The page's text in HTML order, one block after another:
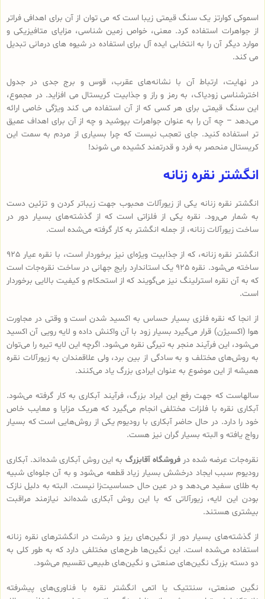
اسموکی کوارتز یک سنگ قیمتی زیبا است که می توان از آن برای اهدافی فراتر
از جواهرات استفاده کرد. معنی، خواص زمین شناسی، مزایای متافیزیکی و
موارد دیگر آن را به انتخابی ایده آل برای استفاده در شیوه های درمانی تبدیل
می کند.
در نهایت، ارتباط آن با نشانه‌های عقرب، قوس و برج جدی در جدول
اخترشناسی زودیاک، به رمز و راز و جذابیت کریستال می افزاید. در مجموع،
این سنگ قیمتی برای هر کسی که از آن استفاده می کند ویژگی خاصی ارائه
می‌دهد – چه آن را به عنوان جواهرات بپوشید و چه از آن برای اهداف عمیق
تر استفاده کنید. جای تعجب نیست که چرا بسیاری از مردم به سمت این
کریستال منحصر به فرد و قدرتمند کشیده می شوند!
انگشتر نقره زنانه
انگشتر نقره زنانه یکی از زیورآلات محبوب جهت زیباتر کردن و تزئین دست
به شمار می‌رود. نقره یکی از فلزاتی است که از گذشته‌های بسیار دور در
ساخت زیورآلات زنانه، از جمله انگشتر به کار گرفته می‌شده است.
انگشتر نقره زنانه، که از جذابیت ویژه‌ای نیز برخوردار است، با نقره عیار 925
ساخته می‌شود. نقره 925 یک استاندارد رایج جهانی در ساخت نقره‌جات است
که به آن نقره استرلینگ نیز می‌گویند که از استحکام و کیفیت بالایی برخوردار
است.
از انجا که نقره فلزی بسیار حساس به اکسید شدن است و وقتی در مجاورت
هوا (اکسیژن) قرار می‌گیرد بسیار زود با آن واکنش داده و لایه رویی آن اکسید
می‌شود، این فرآیند منجر به تیرگی نقره می‌شود. اگرچه این لایه تیره را می‌توان
به روش‌های مختلف و به سادگی از بین برد، ولی علاقمندان به زیورآلات نقره
همیشه از این موضوع به عنوان ایرادی بزرگ یاد می‌کنند.
سالهاست که جهت رفع این ایراد بزرگ، فرآیند آبکاری به کار گرفته می‌شود.
آبکاری نقره با فلزات مختلفی انجام می‌گیرد که هریک مزایا و معایب خاص
خود را دارد. در حال حاضر آبکاری با رودیوم یکی از روش‌هایی است که بسیار
رواج یافته و البته بسیار گران نیز هست.
نقره‌جات عرضه شده درفروشگاه آقابزرگ به این روش آبکاری شده‌اند. آبکاری
رودیوم سبب ایجاد درخشش بسیار زیاد قطعه می‌شود و به آن جلوه‌ای شبیه
به طلای سفید می‌دهد و در عین حال حساسیت‌زا نیست. البته به دلیل نازک
بودن این لایه، زیورآلاتی که با این روش آبکاری شده‌اند نیازمند مراقبت
بیشتری هستند.
از گذشته‌های بسیار دور از نگین‌های ریز و درشت در انگشترهای نقره زنانه
استفاده می‌شده است. این نگین‌ها طرح‌های مختلفی دارد که به طور کلی به
دو دسته بزرگ نگین‌های صنعتی و نگین‌های طبیعی تقسیم می‌شود.
نگین صنعتی، سنتتیک یا اتمی انگشتر نقره با فناوری‌های پیشرفته